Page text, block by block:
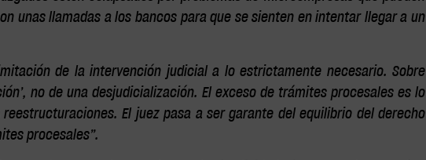
unas llamadas a los bancos para que se sienten en intentar llegar a un
de la intervención judicial a lo estrictamente necesario. Sobre
no de una desjudicialización. El exceso de trámites procesales es lo
El juez pasa a ser garante del equilibrio del derecho
procesales”.